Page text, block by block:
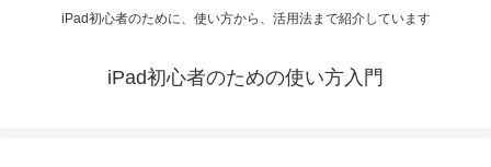
iPad初心者のために、使い方から、活用法まで紹介しています
iPad初心者のための使い方入門